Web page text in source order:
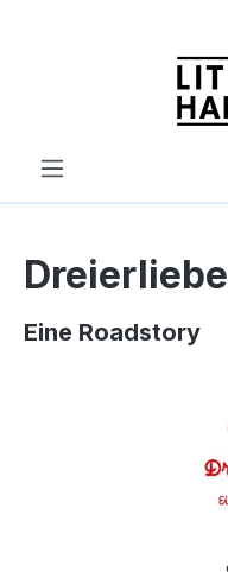
Dreierliebe
Eine Roadstory